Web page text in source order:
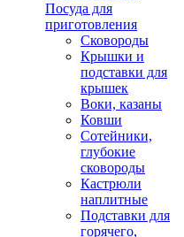
Посуда для
приготовления
Сковороды
Крышки и
подставки для
крышек
Воки, казаны
Ковши
Сотейники,
глубокие
сковороды
Кастрюли
наплитные
Подставки для
горячего,